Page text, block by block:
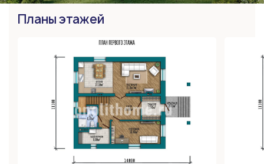
Планы этажей